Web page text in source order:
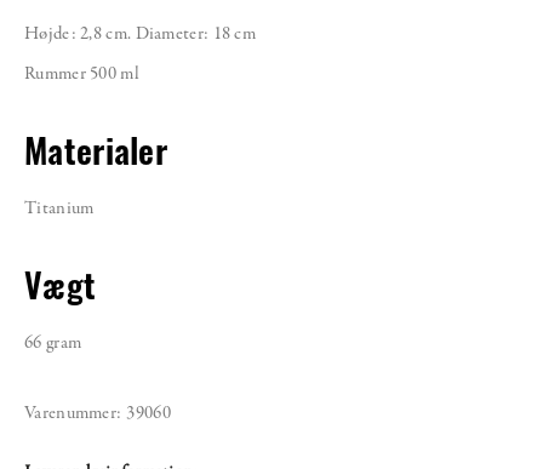
Højde: 2,8 cm. Diameter: 18 cm
Rummer 500 ml
Materialer
Titanium
Vægt
66 gram
Varenummer: 39060